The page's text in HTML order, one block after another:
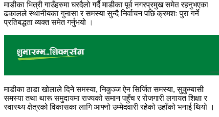
माडीका भित्री गाउँहरुमा घरदैलो गर्दै माडीका पूर्व नगरप्रमुख समेत रहनुभएका
ढकालले स्थानीयका गुनासा र समस्या सुन्दै निर्वाचन पछि क्रमशः पुरा गर्ने
प्रतिबद्धता व्यक्त समेत गर्नुभयो ।
माडीका ठाडा खोलाले दिने समस्या, निकुञ्ज ऐन सिर्जित समस्या, सुकुम्बासी
समस्या तथा थारू समुदायमा राज्यको समान पहुँच र रोजगारी लगायत शिक्षा र
स्वास्थ्य क्षेत्रको विकासका लागि आफ्नो उम्मेदवारी रहेको उहाँको भनाई थियो ।